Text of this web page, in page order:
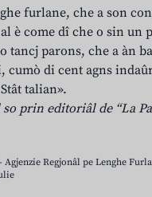
furlane, che a son
è come dî che o sin un
tancj parons, che a àn
cumò di cent agns
talian».
prin editoriâl de “La
Regjonâl pe Lenghe